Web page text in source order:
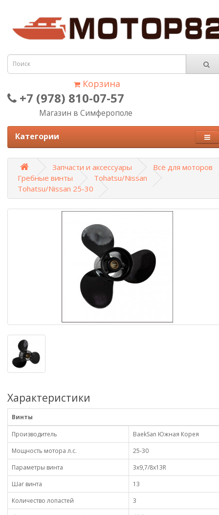
Корзина
+7 (978) 810-07-57
Магазин в Симферополе
Категории
Запчасти и аксессуары
Всё для моторов
Гребные винты
Tohatsu/Nissan
Tohatsu/Nissan 25-30
Характеристики
Винты
Производитель
BaekSan Южная Корея
Мощность мотора л.с.
25-30
Параметры винта
3x9,7/8x13R
Шаг винта
13
Количество лопастей
3